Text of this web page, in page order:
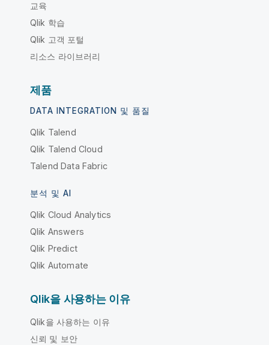
교육
Qlik 학습
Qlik 고객 포털
리소스 라이브러리
제품
DATA INTEGRATION 및 품질
Qlik Talend
Qlik Talend Cloud
Talend Data Fabric
분석 및 AI
Qlik Cloud Analytics
Qlik Answers
Qlik Predict
Qlik Automate
Qlik을 사용하는 이유
Qlik을 사용하는 이유
신뢰 및 보안